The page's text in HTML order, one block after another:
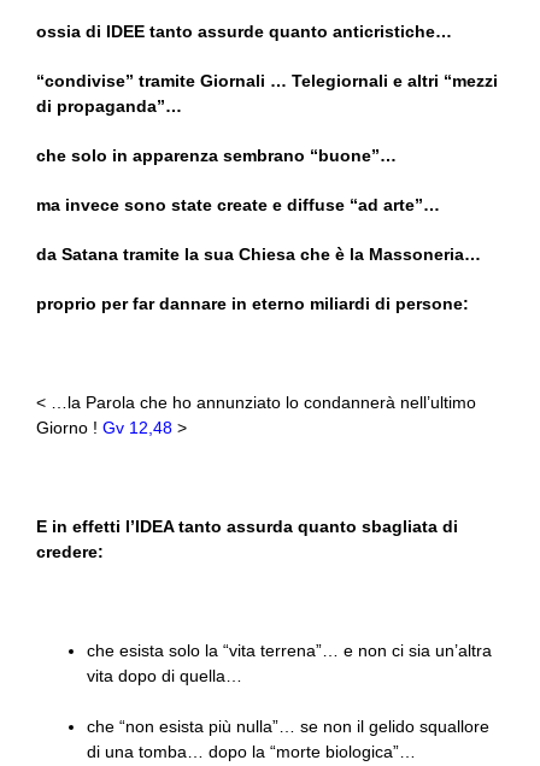
ossia di IDEE tanto assurde quanto anticristiche…
“condivise” tramite Giornali … Telegiornali e altri “mezzi
di propaganda”…
che solo in apparenza sembrano “buone”…
ma invece sono state create e diffuse “ad arte”…
da Satana tramite la sua Chiesa che è la Massoneria…
proprio per far dannare in eterno miliardi di persone:
< …la Parola che ho annunziato lo condannerà nell’ultimo
Giorno ! Gv 12,48 >
E in effetti l’IDEA tanto assurda quanto sbagliata di
credere:
che esista solo la “vita terrena”… e non ci sia un’altra
vita dopo di quella…
che “non esista più nulla”… se non il gelido squallore
di una tomba… dopo la “morte biologica”…